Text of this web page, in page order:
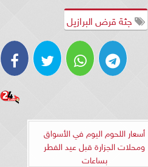
جثة قرض البرازيل
أسعار اللحوم اليوم في الأسواق
ومحلات الجزارة قبل عيد الفطر
بساعات